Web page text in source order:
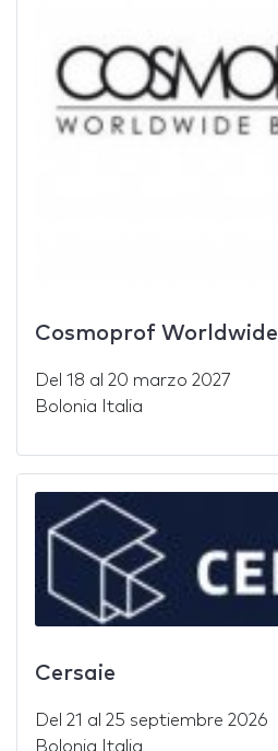
Cosmoprof Worldwide
Del 18 al 20 marzo 2027
Bolonia Italia
Cersaie
Del 21 al 25 septiembre 2026
Bolonia Italia